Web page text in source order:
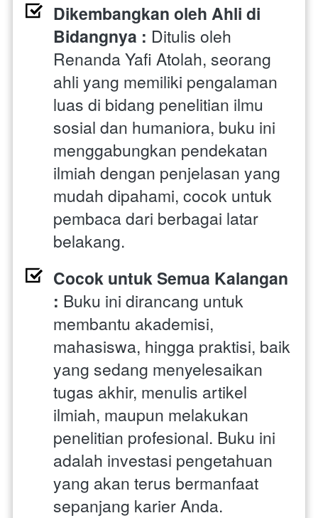
Dikembangkan oleh Ahli di
Bidangnya : Ditulis oleh
Renanda Yafi Atolah, seorang
ahli yang memiliki pengalaman
luas di bidang penelitian ilmu
sosial dan humaniora, buku ini
menggabungkan pendekatan
ilmiah dengan penjelasan yang
mudah dipahami, cocok untuk
pembaca dari berbagai latar
belakang.
Cocok untuk Semua Kalangan
: Buku ini dirancang untuk
membantu akademisi,
mahasiswa, hingga praktisi, baik
yang sedang menyelesaikan
tugas akhir, menulis artikel
ilmiah, maupun melakukan
penelitian profesional. Buku ini
adalah investasi pengetahuan
yang akan terus bermanfaat
sepanjang karier Anda.